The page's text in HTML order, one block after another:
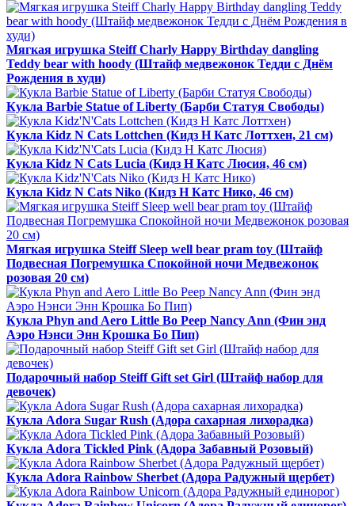
Мягкая игрушка Steiff Charly Happy Birthday dangling
Teddy bear with hoody (Штайф медвежонок Тедди с Днём
Рождения в худи)
Кукла Barbie Statue of Liberty (Барби Статуя Свободы)
Кукла Kidz N Cats Lottchen (Кидз Н Катс Лоттхен, 21 см)
Кукла Kidz N Cats Lucia (Кидз Н Катс Люсия, 46 см)
Кукла Kidz N Cats Niko (Кидз Н Катс Нико, 46 см)
Мягкая игрушка Steiff Sleep well bear pram toy (Штайф
Подвесная Погремушка Спокойной ночи Медвежонок
розовая 20 см)
Кукла Phyn and Aero Little Bo Peep Nancy Ann (Фин энд
Аэро Нэнси Энн Крошка Бо Пип)
Подарочный набор Steiff Gift set Girl (Штайф набор для
девочек)
Кукла Adora Sugar Rush (Адора сахарная лихорадка)
Кукла Adora Tickled Pink (Адора Забавный Розовый)
Кукла Adora Rainbow Sherbet (Адора Радужный щербет)